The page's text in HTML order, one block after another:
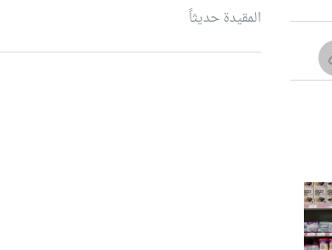
المقيدة حديثاً